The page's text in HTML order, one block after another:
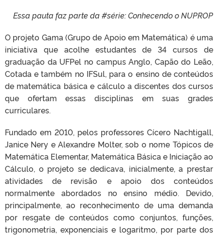
Essa pauta faz parte da #série: Conhecendo o NUPROP
O projeto Gama (Grupo de Apoio em Matemática) é uma
iniciativa que acolhe estudantes de 34 cursos de
graduação da UFPel no campus Anglo, Capão do Leão,
Cotada e também no IFSul, para o ensino de conteúdos
de matemática básica e cálculo a discentes dos cursos
que ofertam essas disciplinas em suas grades
curriculares.
Fundado em 2010, pelos professores Cícero Nachtigall,
Janice Nery e Alexandre Molter, sob o nome Tópicos de
Matemática Elementar, Matemática Básica e Iniciação ao
Cálculo, o projeto se dedicava, inicialmente, a prestar
atividades de revisão e apoio dos conteúdos
normalmente abordados no ensino médio. Devido,
principalmente, ao reconhecimento de uma demanda
por resgate de conteúdos como conjuntos, funções,
trigonometria, exponenciais e logaritmo, por parte dos